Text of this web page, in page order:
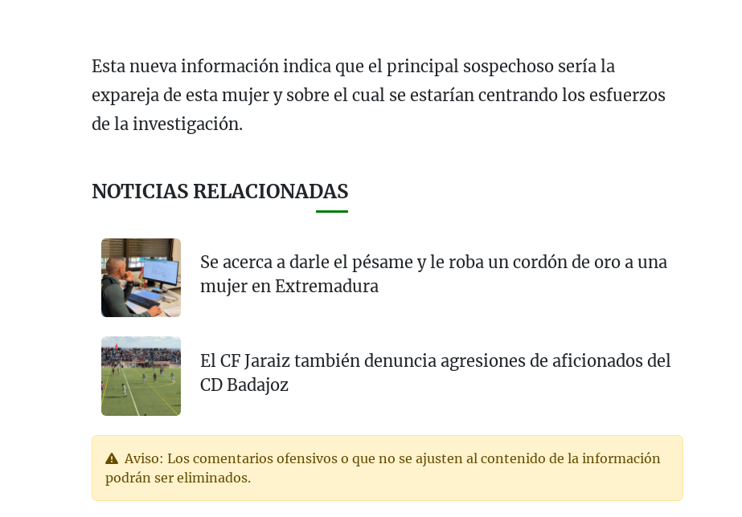
Esta nueva información indica que el principal sospechoso sería la
expareja de esta mujer y sobre el cual se estarían centrando los esfuerzos
de la investigación.
NOTICIAS RELACIONADAS
Se acerca a darle el pésame y le roba un cordón de oro a una
mujer en Extremadura
El CF Jaraiz también denuncia agresiones de aficionados del
CD Badajoz
Aviso: Los comentarios ofensivos o que no se ajusten al contenido de la información
podrán ser eliminados.